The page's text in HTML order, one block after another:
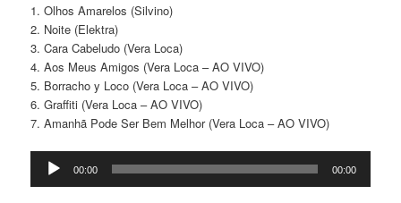
1. Olhos Amarelos (Silvino)
2. Noite (Elektra)
3. Cara Cabeludo (Vera Loca)
4. Aos Meus Amigos (Vera Loca – AO VIVO)
5. Borracho y Loco (Vera Loca – AO VIVO)
6. Graffiti (Vera Loca – AO VIVO)
7. Amanhã Pode Ser Bem Melhor (Vera Loca – AO VIVO)
Tocador
00:00 00:00